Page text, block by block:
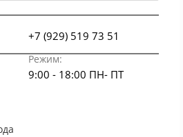
+7 (929) 519 73 51
Режим:
9:00 - 18:00 ПН- ПТ